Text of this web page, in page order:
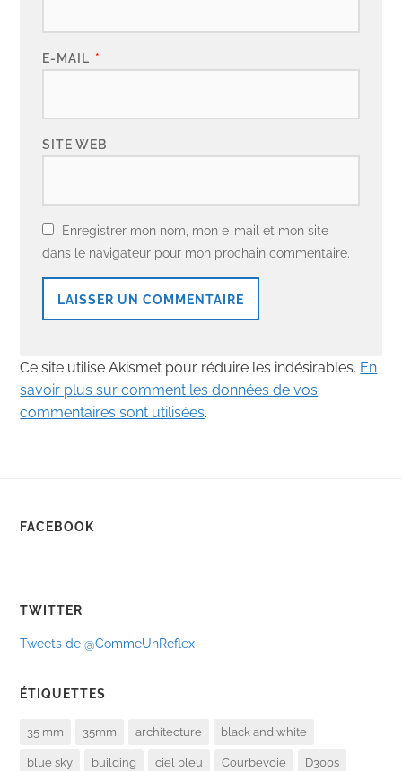
E-MAIL *
SITE WEB
Enregistrer mon nom, mon e-mail et mon site
dans le navigateur pour mon prochain commentaire.
Ce site utilise Akismet pour réduire les indésirables. En
savoir plus sur comment les données de vos
commentaires sont utilisées.
FACEBOOK
TWITTER
Tweets de @CommeUnReflex
ÉTIQUETTES
35 mm 35mm architecture black and white
blue sky building ciel bleu Courbevoie D300s